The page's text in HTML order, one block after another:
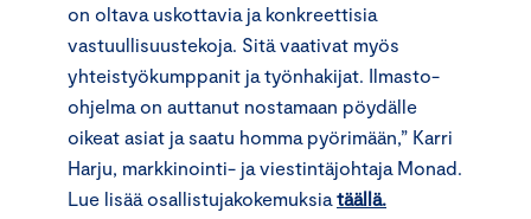
on oltava uskottavia ja konkreettisia
vastuullisuustekoja. Sitä vaativat myös
yhteistyökumppanit ja työnhakijat. Ilmasto-
ohjelma on auttanut nostamaan pöydälle
oikeat asiat ja saatu homma pyörimään,” Karri
Harju, markkinointi- ja viestintäjohtaja Monad.
Lue lisää osallistujakokemuksia täällä.